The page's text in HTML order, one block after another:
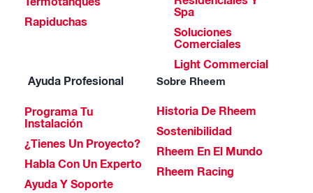
Termotanques
Rapiduchas
Spa
Soluciones
Comerciales
Light Commercial
Ayuda Profesional
Programa Tu
Instalación
¿Tienes Un Proyecto?
Habla Con Un Experto
Ayuda Y Soporte
Sobre Rheem
Historia De Rheem
Sostenibilidad
Rheem En El Mundo
Rheem Racing